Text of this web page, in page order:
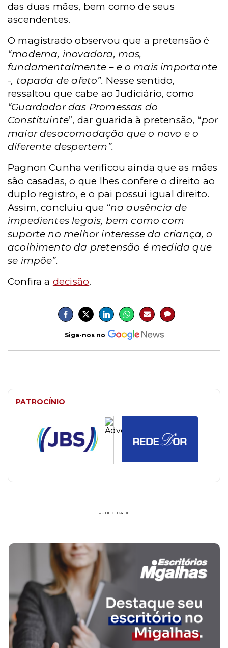
das duas mães, bem como de seus
ascendentes.
O magistrado observou que a pretensão é
“moderna, inovadora, mas,
fundamentalmente – e o mais importante
-, tapada de afeto”. Nesse sentido,
ressaltou que cabe ao Judiciário, como
“Guardador das Promessas do
Constituinte”, dar guarida à pretensão, “por
maior desacomodação que o novo e o
diferente despertem”.
Pagnon Cunha verificou ainda que as mães
são casadas, o que lhes confere o direito ao
duplo registro, e o pai possui igual direito.
Assim, concluiu que “na ausência de
impedientes legais, bem como com
suporte no melhor interesse da criança, o
acolhimento da pretensão é medida que
se impõe”.
Confira a decisão.
Siga-nos no
PATROCÍNIO
PUBLICIDADE